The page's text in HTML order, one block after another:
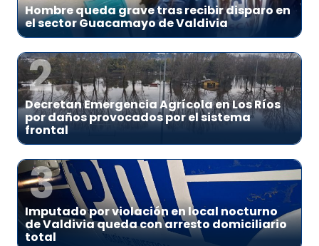
Hombre queda grave tras recibir disparo en
el sector Guacamayo de Valdivia
2
Decretan Emergencia Agrícola en Los Ríos
por daños provocados por el sistema
frontal
3
Imputado por violación en local nocturno
de Valdivia queda con arresto domiciliario
total